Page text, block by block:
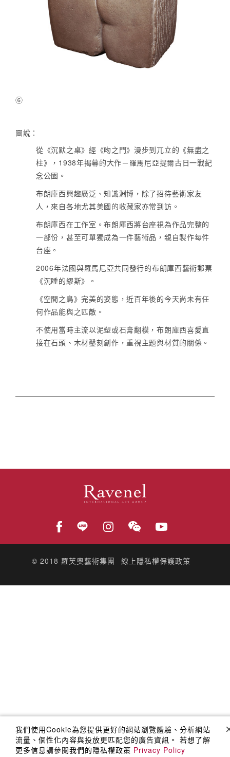
⑥
圖說：
從《沉默之桌》經《吻之門》漫步到兀立的《無盡之
柱》，1938年揭幕的大作－羅馬尼亞提爾古日一戰紀
念公園。
布朗庫西興趣廣泛、知識淵博，除了招待藝術家友
人，來自各地尤其美國的收藏家亦常到訪。
布朗庫西在工作室。布朗庫西將台座視為作品完整的
一部份，甚至可單獨成為一件藝術品，親自製作每件
台座。
2006年法國與羅馬尼亞共同發行的布朗庫西藝術郵票
《沉睡的繆斯》。
《空間之鳥》完美的姿態，近百年後的今天尚未有任
何作品能與之匹敵。
不使用當時主流以泥塑或石膏翻模，布朗庫西喜愛直
接在石頭、木材鑿刻創作，重視主題與材質的關係。
© 2018 羅芙奧藝術集團 線上隱私權保護政策
我們使用Cookie為您提供更好的網站瀏覽體驗、分析網站
流量、個性化內容與投放更匹配您的廣告資訊。 若想了解
更多信息請參閱我們的隱私權政策 Privacy Policy